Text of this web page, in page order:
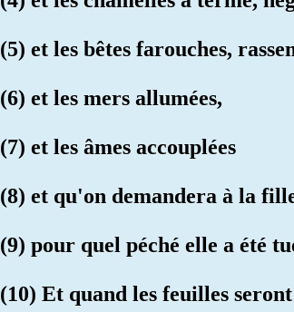
(5) et les bêtes farouches,
(6) et les mers allumées,
(7) et les âmes accouplées
(8) et qu'on demandera à la
(9) pour quel péché elle a été
(10) Et quand les feuilles